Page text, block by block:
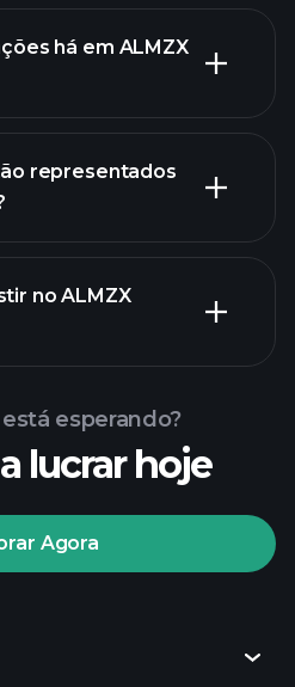
participações
há em ALMZX
representados
no ALMZX
esperando?
lucrar hoje
Agora